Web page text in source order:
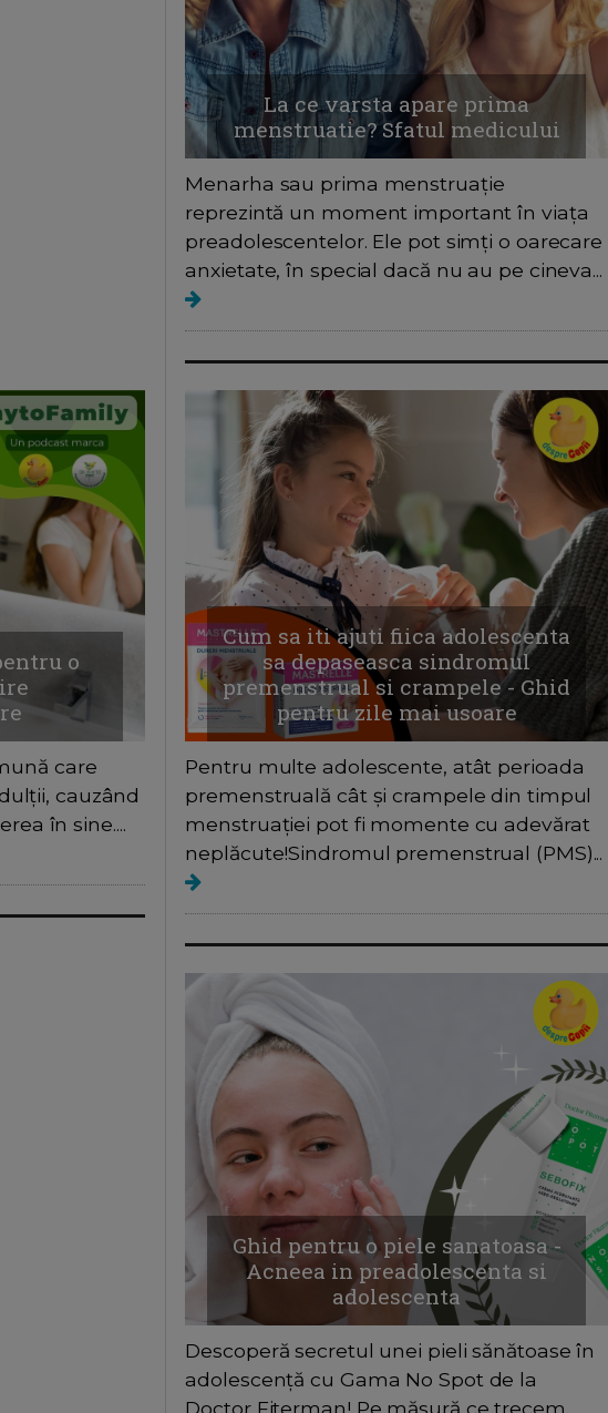
La ce varsta apare prima
menstruatie? Sfatul medicului
Menarha sau prima menstruație
reprezintă un moment important în viața
preadolescentelor. Ele pot simți o oarecare
anxietate, în special dacă nu au pe cineva...
o
care
cauzând
în sine....
Cum sa iti ajuti fiica adolescenta
sa depaseasca sindromul
premenstrual si crampele - Ghid
pentru zile mai usoare
Pentru multe adolescente, atât perioada
premenstruală cât și crampele din timpul
menstruației pot fi momente cu adevărat
neplăcute!Sindromul premenstrual (PMS)...
Ghid pentru o piele sanatoasa -
Acneea in preadolescenta si
adolescenta
Descoperă secretul unei pieli sănătoase în
adolescență cu Gama No Spot de la
Doctor Fiterman! Pe măsură ce trecem